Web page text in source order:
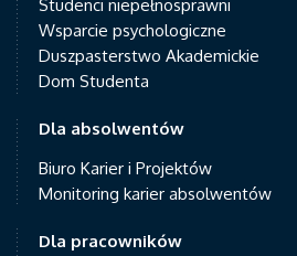
Studenci niepełnosprawni
Wsparcie psychologiczne
Duszpasterstwo Akademickie
Dom Studenta
Dla absolwentów
Biuro Karier i Projektów
Monitoring karier absolwentów
Dla pracowników